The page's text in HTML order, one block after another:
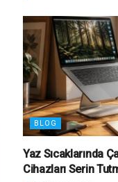
BLOG
Yaz Sıcaklarında
Cihazları Serin